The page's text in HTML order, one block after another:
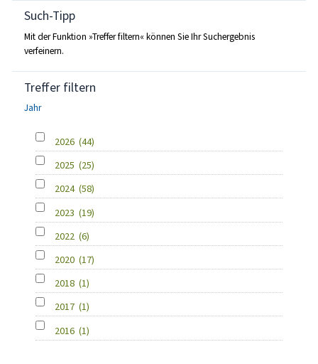
Such-Tipp
Mit der Funktion »Treffer filtern« können Sie Ihr Suchergebnis
verfeinern.
Treffer filtern
Jahr
2026 (44)
2025 (25)
2024 (58)
2023 (19)
2022 (6)
2020 (17)
2018 (1)
2017 (1)
2016 (1)